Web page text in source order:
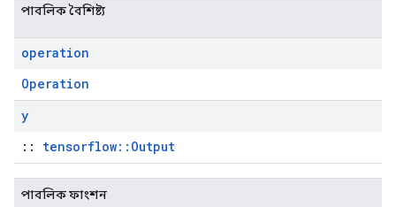
পাবলিক বৈশিষ্ট্য
operation
Operation
y
:: tensorflow::Output
পাবলিক ফাংশন